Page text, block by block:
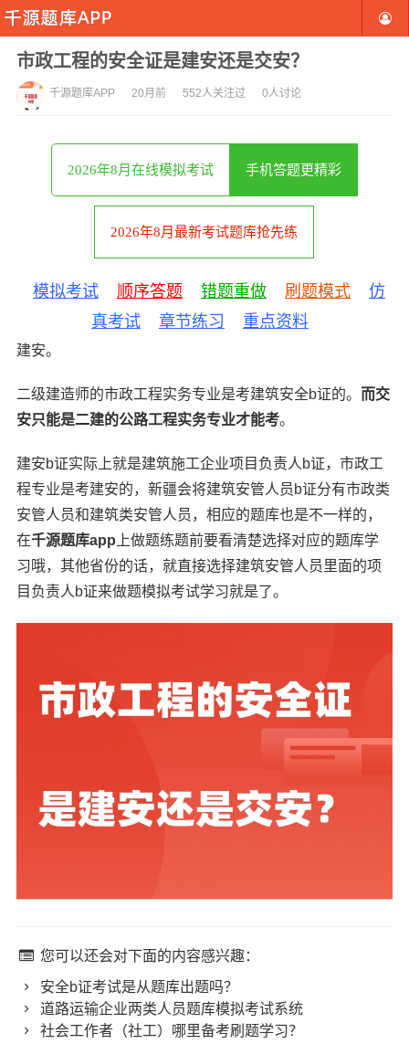
市政工程的安全证是建安还是交安？
千源题库APP 20月前 552人关注过 0人讨论
2026年8月在线模拟考试 手机答题更精彩
2026年8月最新考试题库抢先练
模拟考试 顺序答题 错题重做 刷题模式
仿
真考试
章节练习 重点资料
建安。
二级建造师的市政工程实务专业是考建筑安全b证的。 而交
安只能是二建的公路工程实务专业才能考。
建安b证实际上就是建筑施工企业项目负责人b证，市政工
程专业是考建安的，新疆会将建筑安管人员b证分有市政类
安管人员和建筑类安管人员，相应的题库也是不一样的，
在千源题库app 上做题练题前要看清楚选择对应的题库学
习哦，其他省份的话，就直接选择建筑安管人员里面的项
目负责人b证来做题模拟考试学习就是了。
您可以还会对下面的内容感兴趣：
安全b证考试是从题库出题吗？
道路运输企业两类人员题库模拟考试系统
社会工作者（社工）哪里备考刷题学习？